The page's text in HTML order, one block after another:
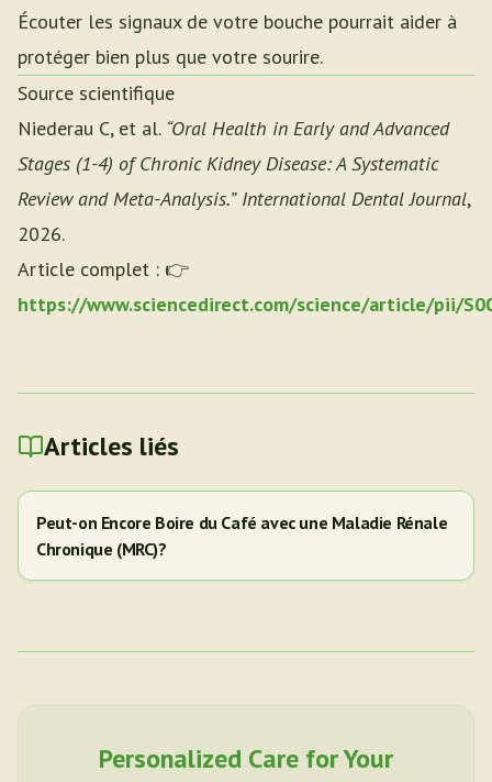
Écouter les signaux de votre bouche pourrait aider à
protéger bien plus que votre sourire.
Source scientifique
Niederau C, et al. “Oral Health in Early and Advanced
Stages (1-4) of Chronic Kidney Disease: A Systematic
Review and Meta-Analysis.” International Dental Journal,
2026.
Article complet : 👉
https://www.sciencedirect.com/science/article/pii/
Articles liés
Peut-on Encore Boire du Café avec une Maladie Rénale
Chronique (MRC)?
Personalized Care for Your